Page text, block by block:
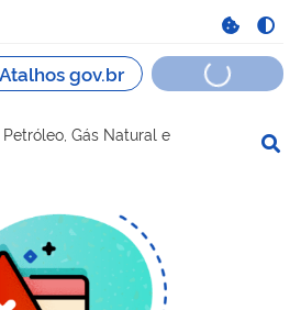
navegação
Gás Natural e